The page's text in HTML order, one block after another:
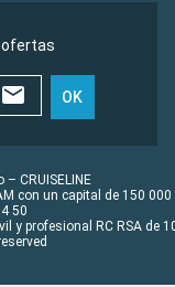
ofertas
OK
CRUISELINE
con un capital de 150 000
50
y profesional RC RSA de